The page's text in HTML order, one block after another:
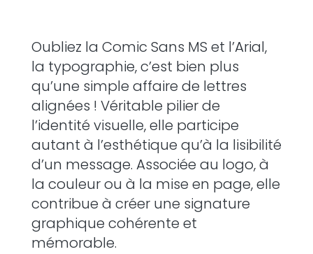
Oubliez la Comic Sans MS et l’Arial,
la typographie, c’est bien plus
qu’une simple affaire de lettres
alignées ! Véritable pilier de
l’identité visuelle, elle participe
autant à l’esthétique qu’à la lisibilité
d’un message. Associée au logo, à
la couleur ou à la mise en page, elle
contribue à créer une signature
graphique cohérente et
mémorable.